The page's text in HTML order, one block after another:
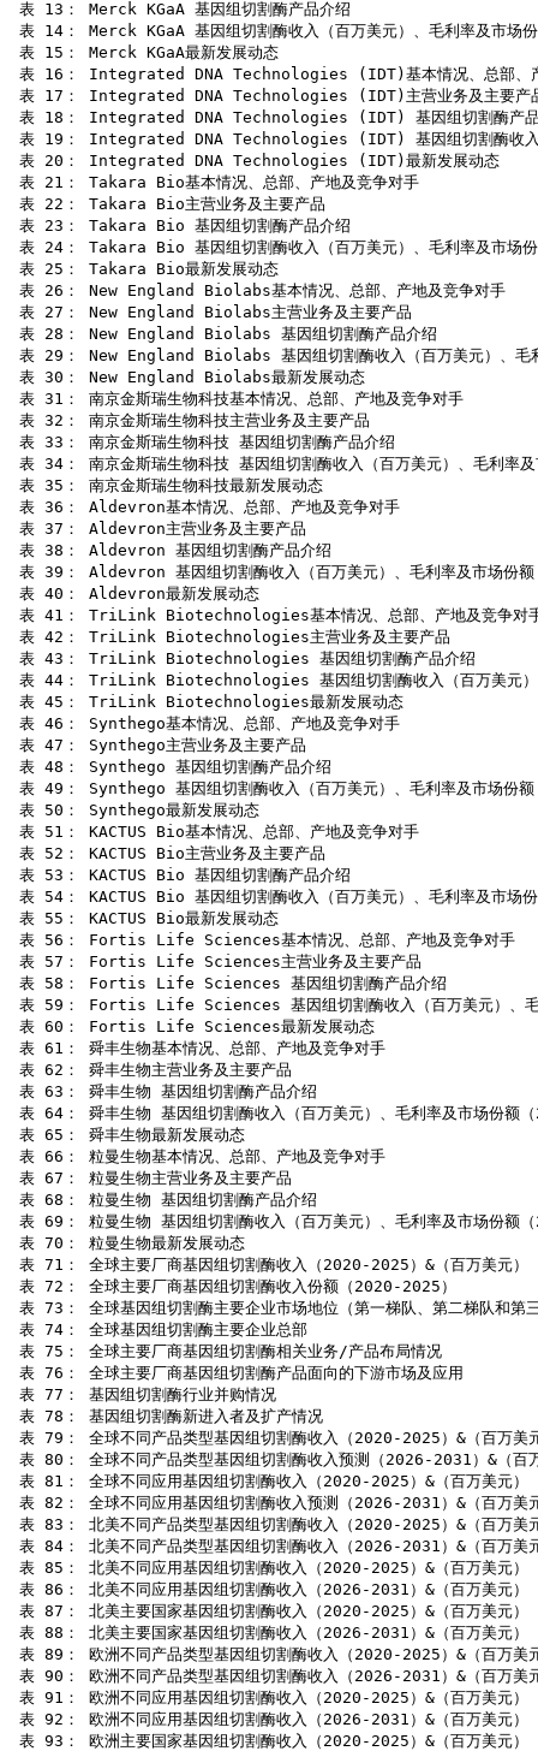
表 13： Merck KGaA 基因组切割酶产品介绍
表 14： Merck KGaA 基因组切割酶收入（百万美元）、毛利率及市场
表 15： Merck KGaA最新发展动态
表 16： Integrated DNA Technologies (IDT)基本情况、总部、产
表 17： Integrated DNA Technologies (IDT)主营业务及主要产
表 18： Integrated DNA Technologies (IDT) 基因组切割酶产品
表 19： Integrated DNA Technologies (IDT) 基因组切割酶收入（
表 20： Integrated DNA Technologies (IDT)最新发展动态
表 21： Takara Bio基本情况、总部、产地及竞争对手
表 22： Takara Bio主营业务及主要产品
表 23： Takara Bio 基因组切割酶产品介绍
表 24： Takara Bio 基因组切割酶收入（百万美元）、毛利率及市场
表 25： Takara Bio最新发展动态
表 26： New England Biolabs基本情况、总部、产地及竞争对手
表 27： New England Biolabs主营业务及主要产品
表 28： New England Biolabs 基因组切割酶产品介绍
表 29： New England Biolabs 基因组切割酶收入（百万美元）、毛
表 30： New England Biolabs最新发展动态
表 31： 南京金斯瑞生物科技基本情况、总部、产地及竞争对手
表 32： 南京金斯瑞生物科技主营业务及主要产品
表 33： 南京金斯瑞生物科技 基因组切割酶产品介绍
表 34： 南京金斯瑞生物科技 基因组切割酶收入（百万美元）、毛利率
表 35： 南京金斯瑞生物科技最新发展动态
表 36： Aldevron基本情况、总部、产地及竞争对手
表 37： Aldevron主营业务及主要产品
表 38： Aldevron 基因组切割酶产品介绍
表 39： Aldevron 基因组切割酶收入（百万美元）、毛利率及市场份
表 40： Aldevron最新发展动态
表 41： TriLink Biotechnologies基本情况、总部、产地及竞争对
表 42： TriLink Biotechnologies主营业务及主要产品
表 43： TriLink Biotechnologies 基因组切割酶产品介绍
表 44： TriLink Biotechnologies 基因组切割酶收入（百万美元）
表 45： TriLink Biotechnologies最新发展动态
表 46： Synthego基本情况、总部、产地及竞争对手
表 47： Synthego主营业务及主要产品
表 48： Synthego 基因组切割酶产品介绍
表 49： Synthego 基因组切割酶收入（百万美元）、毛利率及市场份
表 50： Synthego最新发展动态
表 51： KACTUS Bio基本情况、总部、产地及竞争对手
表 52： KACTUS Bio主营业务及主要产品
表 53： KACTUS Bio 基因组切割酶产品介绍
表 54： KACTUS Bio 基因组切割酶收入（百万美元）、毛利率及市场
表 55： KACTUS Bio最新发展动态
表 56： Fortis Life Sciences基本情况、总部、产地及竞争对手
表 57： Fortis Life Sciences主营业务及主要产品
表 58： Fortis Life Sciences 基因组切割酶产品介绍
表 59： Fortis Life Sciences 基因组切割酶收入（百万美元）、毛
表 60： Fortis Life Sciences最新发展动态
表 61： 舜丰生物基本情况、总部、产地及竞争对手
表 62： 舜丰生物主营业务及主要产品
表 63： 舜丰生物 基因组切割酶产品介绍
表 64： 舜丰生物 基因组切割酶收入（百万美元）、毛利率及市场份额
表 65： 舜丰生物最新发展动态
表 66： 粒曼生物基本情况、总部、产地及竞争对手
表 67： 粒曼生物主营业务及主要产品
表 68： 粒曼生物 基因组切割酶产品介绍
表 69： 粒曼生物 基因组切割酶收入（百万美元）、毛利率及市场份额
表 70： 粒曼生物最新发展动态
表 71： 全球主要厂商基因组切割酶收入（2020-2025）&（百万美元）
表 72： 全球主要厂商基因组切割酶收入份额（2020-2025）
表 73： 全球基因组切割酶主要企业市场地位（第一梯队、第二梯队和第
表 74： 全球基因组切割酶主要企业总部
表 75： 全球主要厂商基因组切割酶相关业务/产品布局情况
表 76： 全球主要厂商基因组切割酶产品面向的下游市场及应用
表 77： 基因组切割酶行业并购情况
表 78： 基因组切割酶新进入者及扩产情况
表 79： 全球不同产品类型基因组切割酶收入（2020-2025）&（百万美
表 80： 全球不同产品类型基因组切割酶收入预测（2026-2031）&（百
表 81： 全球不同应用基因组切割酶收入（2020-2025）&（百万美元）
表 82： 全球不同应用基因组切割酶收入预测（2026-2031）&（百万美
表 83： 北美不同产品类型基因组切割酶收入（2020-2025）&（百万美
表 84： 北美不同产品类型基因组切割酶收入（2026-2031）&（百万美
表 85： 北美不同应用基因组切割酶收入（2020-2025）&（百万美元）
表 86： 北美不同应用基因组切割酶收入（2026-2031）&（百万美元）
表 87： 北美主要国家基因组切割酶收入（2020-2025）&（百万美元）
表 88： 北美主要国家基因组切割酶收入（2026-2031）&（百万美元）
表 89： 欧洲不同产品类型基因组切割酶收入（2020-2025）&（百万美
表 90： 欧洲不同产品类型基因组切割酶收入（2026-2031）&（百万美
表 91： 欧洲不同应用基因组切割酶收入（2020-2025）&（百万美元）
表 92： 欧洲不同应用基因组切割酶收入（2026-2031）&（百万美元）
表 93： 欧洲主要国家基因组切割酶收入（2020-2025）&（百万美元）